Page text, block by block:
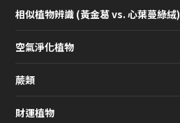
相似植物辨識 (黃金葛 vs. 心葉蔓綠絨)
空氣淨化植物
蕨類
財運植物